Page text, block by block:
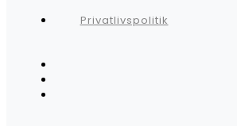
Privatlivspolitik